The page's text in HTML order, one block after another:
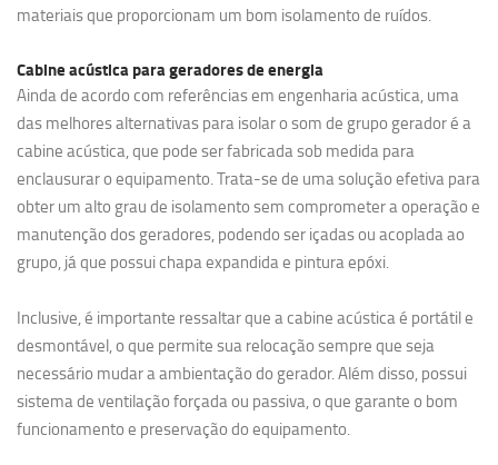
materiais que proporcionam um bom isolamento de ruídos.
Cabine acústica para geradores de energia
Ainda de acordo com referências em engenharia acústica, uma
das melhores alternativas para isolar o som de grupo gerador é a
cabine acústica, que pode ser fabricada sob medida para
enclausurar o equipamento. Trata-se de uma solução efetiva para
obter um alto grau de isolamento sem comprometer a operação e
manutenção dos geradores, podendo ser içadas ou acoplada ao
grupo, já que possui chapa expandida e pintura epóxi.
Inclusive, é importante ressaltar que a cabine acústica é portátil e
desmontável, o que permite sua relocação sempre que seja
necessário mudar a ambientação do gerador. Além disso, possui
sistema de ventilação forçada ou passiva, o que garante o bom
funcionamento e preservação do equipamento.